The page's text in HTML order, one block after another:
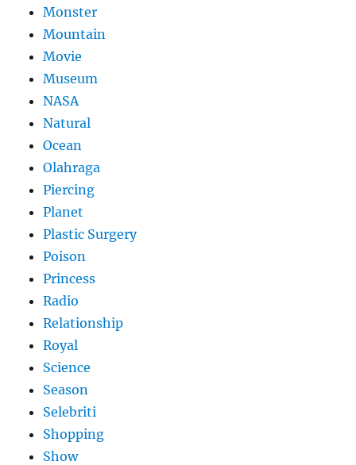
Monster
Mountain
Movie
Museum
NASA
Natural
Ocean
Olahraga
Piercing
Planet
Plastic Surgery
Poison
Princess
Radio
Relationship
Royal
Science
Season
Selebriti
Shopping
Show